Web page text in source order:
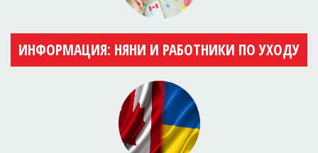
ИНФОРМАЦИЯ: НЯНИ И РАБОТНИКИ ПО УХОДУ